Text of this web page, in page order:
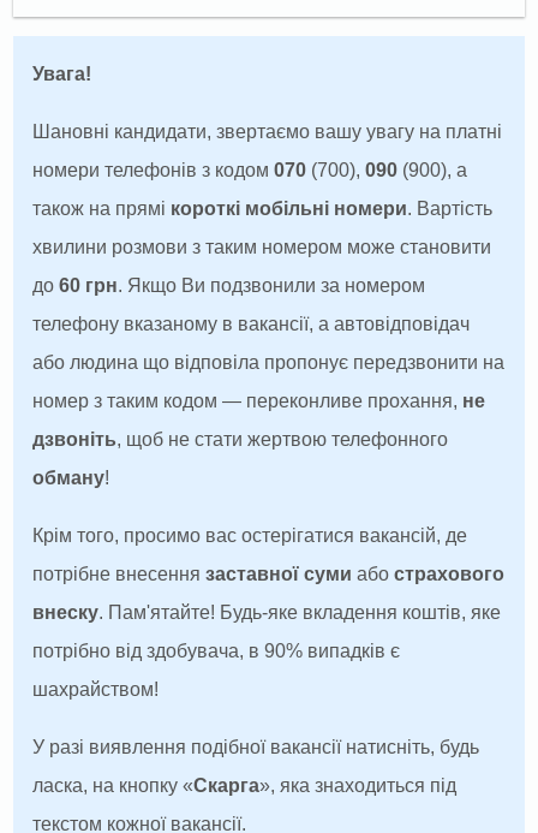
Увага!
Шановні кандидати, звертаємо вашу увагу на платні
номери телефонів з кодом070 (700),090 (900), а
також на прямі короткі мобільні номери. Вартість
хвилини розмови з таким номером може становити
до60 грн. Якщо Ви подзвонили за номером
телефону вказаному в вакансії, а автовідповідач
або людина що відповіла пропонує передзвонити на
номер з таким кодом — переконливе прохання, не
дзвоніть, щоб не стати жертвою телефонного
обману!
Крім того, просимо вас остерігатися вакансій, де
потрібне внесеннязаставної суми абострахового
внеску. Пам'ятайте! Будь-яке вкладення коштів, яке
потрібно від здобувача, в 90% випадків є
шахрайством!
У разі виявлення подібної вакансії натисніть, будь
ласка, на кнопку «Скарга», яка знаходиться під
текстом кожної вакансії.